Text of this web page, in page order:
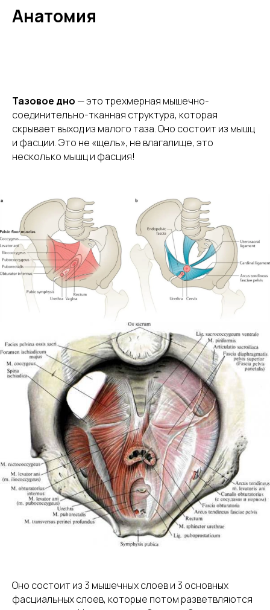
Анатомия
Тазовое дно — это трехмерная мышечно-
соединительно-тканная структура, которая
скрывает выход из малого таза. Оно состоит из мышц
и фасции. Это не «щель», не влагалище, это
несколько мышц и фасция!
Оно состоит из 3 мышечных слоев и 3 основных
фасциальных слоев, которые потом разветвляются